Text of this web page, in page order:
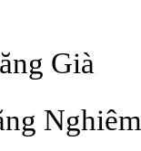
Già
Nghiêm